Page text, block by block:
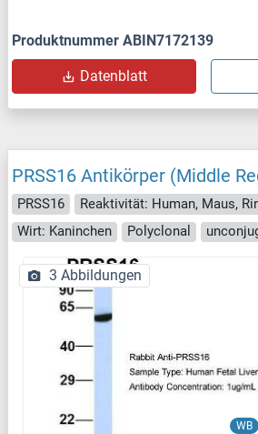
Produktnummer ABIN7172139
Datenblatt
PRSS16 Antikörper (Middle
PRSS16
Wirt: Kaninchen
Polyclonal
WB
3 Abbildungen